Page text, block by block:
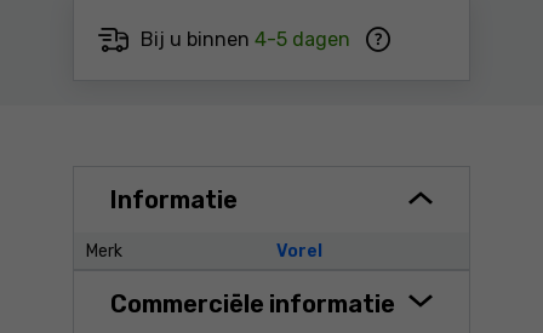
Bij u binnen 4-5 dagen
Informatie
Merk Vorel
Commerciële informatie